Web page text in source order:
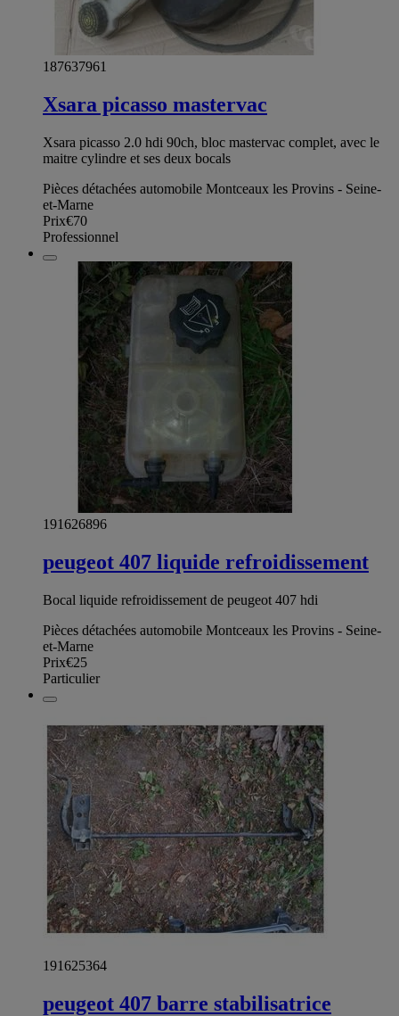
187637961
Xsara picasso mastervac
Xsara picasso 2.0 hdi 90ch, bloc mastervac complet, avec le
maitre cylindre et ses deux bocals
Pièces détachées automobile Montceaux les Provins - Seine-
et-Marne
Prix€70
Professionnel
191626896
peugeot 407 liquide refroidissement
Bocal liquide refroidissement de peugeot 407 hdi
Pièces détachées automobile Montceaux les Provins - Seine-
et-Marne
Prix€25
Particulier
191625364
peugeot 407 barre stabilisatrice